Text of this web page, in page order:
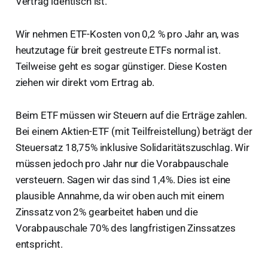
Wir nehmen ETF-Kosten von 0,2 % pro Jahr an, was
heutzutage für breit gestreute ETFs normal ist.
Teilweise geht es sogar günstiger. Diese Kosten
ziehen wir direkt vom Ertrag ab.
Beim ETF müssen wir Steuern auf die Erträge zahlen.
Bei einem Aktien-ETF (mit Teilfreistellung) beträgt der
Steuersatz 18,75% inklusive Solidaritätszuschlag. Wir
müssen jedoch pro Jahr nur die Vorabpauschale
versteuern. Sagen wir das sind 1,4%. Dies ist eine
plausible Annahme, da wir oben auch mit einem
Zinssatz von 2% gearbeitet haben und die
Vorabpauschale 70% des langfristigen Zinssatzes
entspricht.